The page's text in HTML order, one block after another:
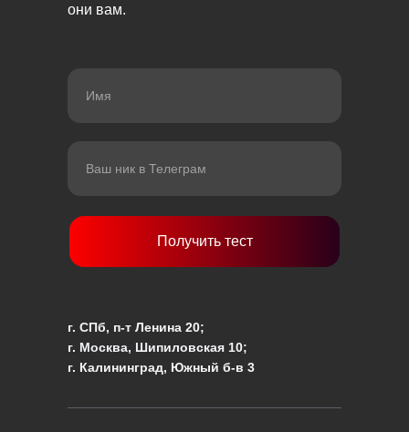
Получить тест
г. СПб, п-т Ленина 20;
г. Москва, Шипиловская 10;
г. Калининград, Южный б-в 3
они вам.